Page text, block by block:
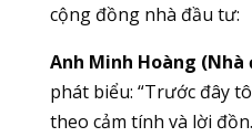
cộng đồng nhà đầu tư:
Anh Minh Hoàng
phát biểu: “Trước đây
theo cảm tính và lời